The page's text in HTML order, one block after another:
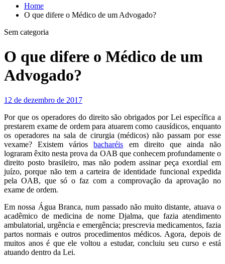
Home
O que difere o Médico de um Advogado?
Sem categoria
O que difere o Médico de um
Advogado?
12 de dezembro de 2017
Por que os operadores do direito são obrigados por Lei específica a
prestarem exame de ordem para atuarem como causídicos, enquanto
os operadores na sala de cirurgia (médicos) não passam por esse
vexame? Existem váriosbacharéis em direito que ainda não
lograram êxito nesta prova da OAB que conhecem profundamente o
direito posto brasileiro, mas não podem assinar peça exordial em
juízo, porque não tem a carteira de identidade funcional expedida
pela OAB, que só o faz com a comprovação da aprovação no
exame de ordem.
Em nossa Água Branca, num passado não muito distante, atuava o
acadêmico de medicina de nome Djalma, que fazia atendimento
ambulatorial, urgência e emergência; prescrevia medicamentos, fazia
partos normais e outros procedimentos médicos. Agora, depois de
muitos anos é que ele voltou a estudar, concluiu seu curso e está
atuando dentro da Lei.